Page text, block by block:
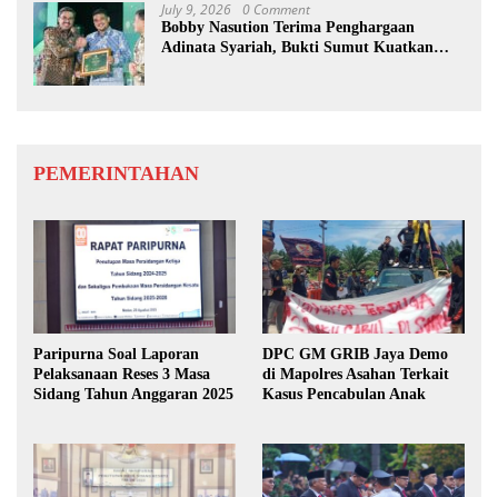
July 9, 2026 0 Comment
Bobby Nasution Terima Penghargaan
Adinata Syariah, Bukti Sumut Kuatkan
PEMERINTAHAN
Paripurna Soal Laporan
Pelaksanaan Reses 3 Masa
Sidang Tahun Anggaran 2025
DPC GM GRIB Jaya Demo
di Mapolres Asahan Terkait
Kasus Pencabulan Anak